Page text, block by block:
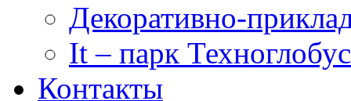
Декоративно-
It – парк Техноглобус
Контакты